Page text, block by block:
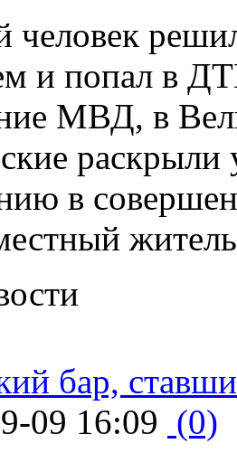
и попал в
МВД, в
в
бар,
09 16:09 (0)